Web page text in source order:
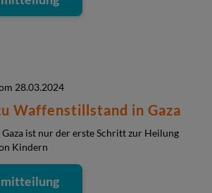
28.03.2024
Waffenstillstand in Gaza
ist nur der erste Schritt zur Heilung
Kindern